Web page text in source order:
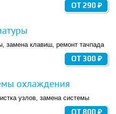
ОТ 290 ₽
замена клавиш, ремонт тачпада
ОТ 300 ₽
охлаждения
узлов, замена системы
ОТ 800 ₽